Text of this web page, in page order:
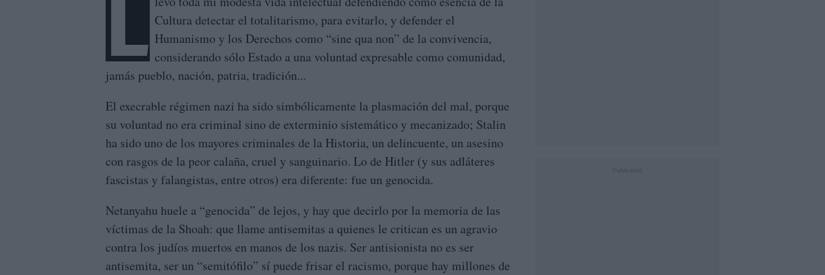
L Cultura detectar el totalitarismo, para evitarlo, y defender el
Humanismo y los Derechos como “sine qua non” de la convivencia,
considerando sólo Estado a una voluntad expresable como comunidad,
jamás pueblo, nación, patria, tradición...
El execrable régimen nazi ha sido simbólicamente la plasmación del mal, porque
su voluntad no era criminal sino de exterminio sistemático y mecanizado; Stalin
ha sido uno de los mayores criminales de la Historia, un delincuente, un asesino
con rasgos de la peor calaña, cruel y sanguinario. Lo de Hitler (y sus adláteres
fascistas y falangistas, entre otros) era diferente: fue un genocida.
Netanyahu huele a “genocida” de lejos, y hay que decirlo por la memoria de las
víctimas de la Shoah: que llame antisemitas a quienes le critican es un agravio
contra los judíos muertos en manos de los nazis. Ser antisionista no es ser
antisemita, ser un “semitófilo” sí puede frisar el racismo, porque hay millones de